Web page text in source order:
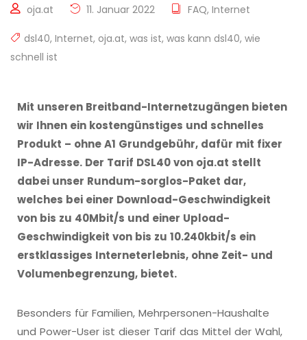
oja.at 11. Januar 2022 FAQ, Internet
dsl40, Internet, oja.at, was ist, was kann dsl40, wie
schnell ist
Mit unseren Breitband-Internetzugängen bieten
wir Ihnen ein kostengünstiges und schnelles
Produkt – ohne A1 Grundgebühr, dafür mit fixer
IP-Adresse. Der Tarif DSL40 von oja.at stellt
dabei unser Rundum-sorglos-Paket dar,
welches bei einer Download-Geschwindigkeit
von bis zu 40Mbit/s und einer Upload-
Geschwindigkeit von bis zu 10.240kbit/s ein
erstklassiges Interneterlebnis, ohne Zeit- und
Volumenbegrenzung, bietet.
Besonders für Familien, Mehrpersonen-Haushalte
und Power-User ist dieser Tarif das Mittel der Wahl,